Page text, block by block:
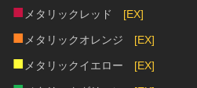
■ メタリックレッド [EX]
■ メタリックオレンジ [EX]
■ メタリックイエロー [EX]